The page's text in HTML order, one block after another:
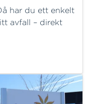
har du ett enkelt
avfall – direkt